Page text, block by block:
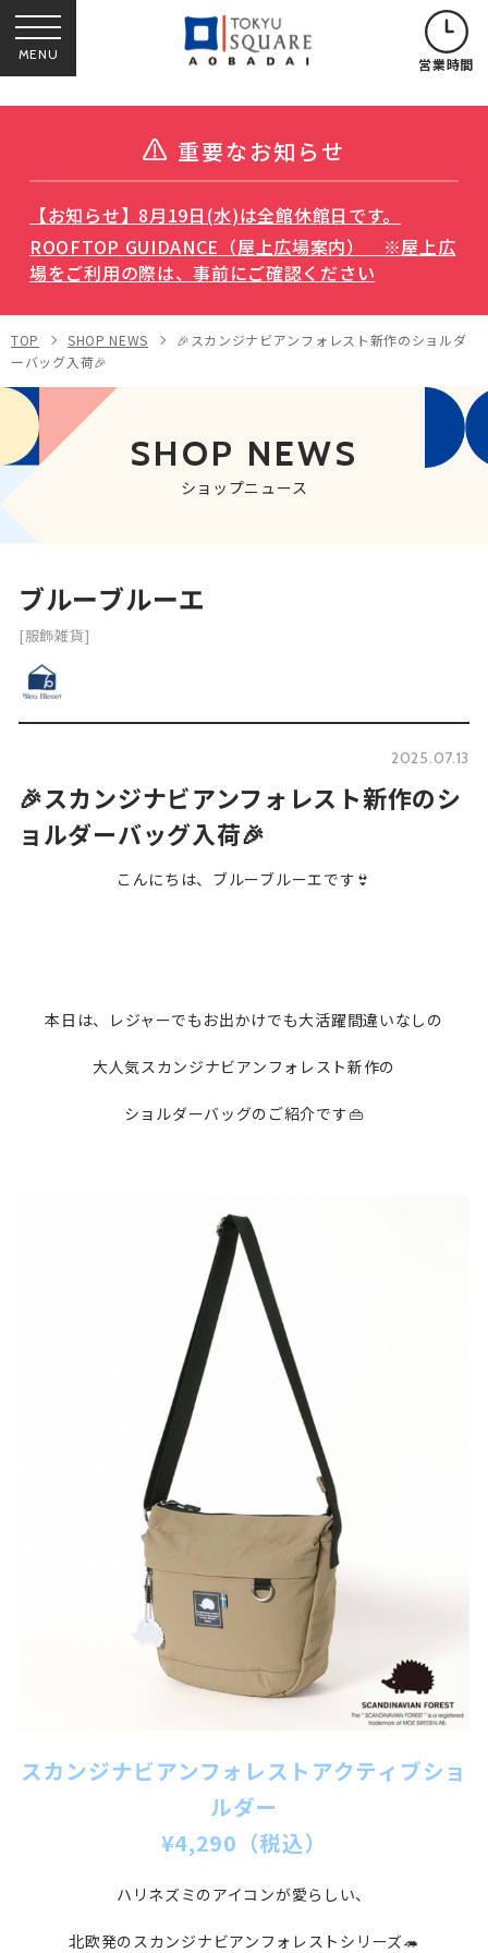
MENU 営業時間
重要なお知らせ
【お知らせ】8月19日(水)は全館休館日です。
ROOFTOP GUIDANCE（屋上広場案内） ※屋上広
場をご利用の際は、事前にご確認ください
TOP SHOP NEWS
🎉スカンジナビアンフォレスト新作のショルダ
ーバッグ入荷🎉
SHOP NEWS
ショップニュース
ブルーブルーエ
[服飾雑貨]
2025.07.13
🎉スカンジナビアンフォレスト新作のシ
ョルダーバッグ入荷🎉
こんにちは、ブルーブルーエです👙
本日は、レジャーでもお出かけでも大活躍間違いなしの
大人気スカンジナビアンフォレスト新作の
ショルダーバッグのご紹介です👜
スカンジナビアンフォレストアクティブショ
ルダー
¥4,290（税込）
ハリネズミのアイコンが愛らしい、
北欧発のスカンジナビアンフォレストシリーズ🦔